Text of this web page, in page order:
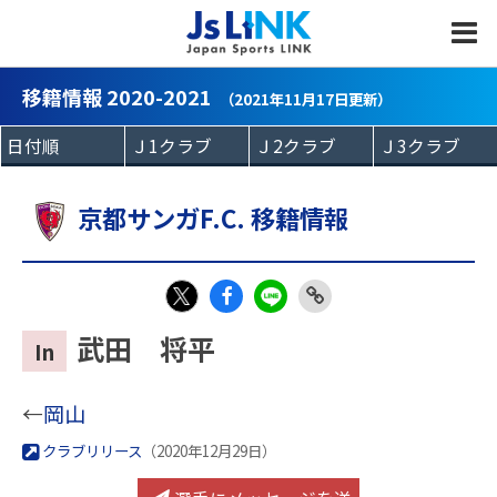
移籍情報 2020-2021 （2021年11月17日更新）
京都サンガF.C. 移籍情報
X
In 武田 将平
←岡山
クラブリリース （2020年12月29日）